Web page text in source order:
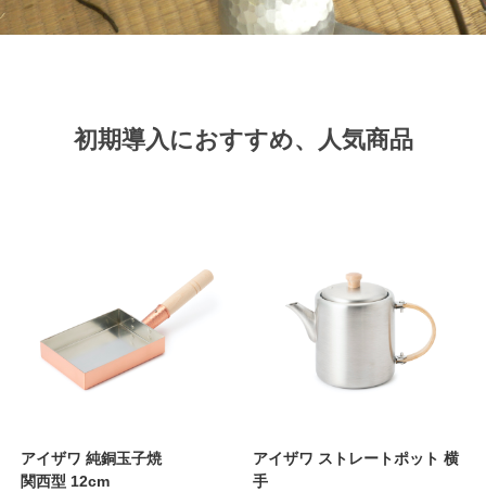
初期導入におすすめ、人気商品
アイザワ 純銅玉子焼
関西型 12cm
アイザワ ストレートポット 横
手